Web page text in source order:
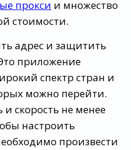
прокси и множество
стоимости.
адрес и защитить
приложение
спектр стран и
можно перейти.
и скорость не менее
настроить
произвести